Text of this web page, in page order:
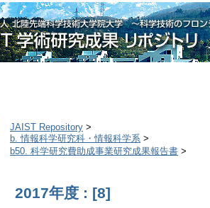
JAIST Repository >
b. 情報科学研究科・情報科学系 >
b50. 科学研究費助成事業研究成果報告書 >
2017年度 : [8]